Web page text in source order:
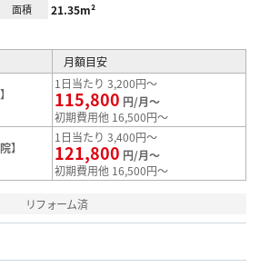
面積 21.35m²
月額目安
1日当たり 3,200円～
115,800 円/月～
初期費用他 16,500円～
】
1日当たり 3,400円～
121,800 円/月～
初期費用他 16,500円～
リフォーム済